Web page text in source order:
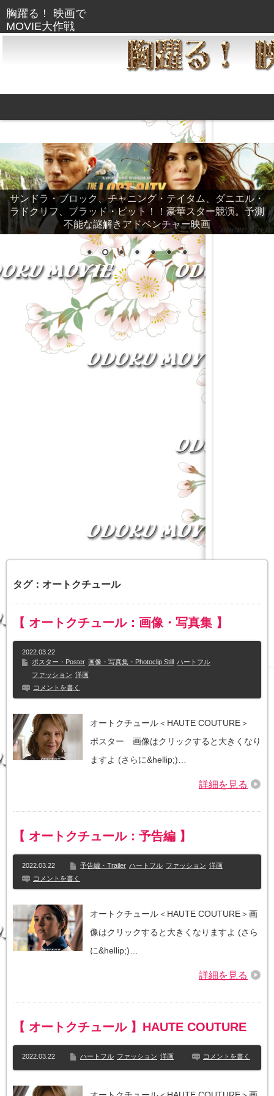
サンドラ・ブロック、チャニング・テイタム、ダニエル・
ラドクリフ、ブラッド・ピット！！豪華スター競演。予測
不能な謎解きアドベンチャー映画
タグ：オートクチュール
【 オートクチュール：画像・写真集 】
2022.03.22
ポスター・Poster 画像・写真集・Photoclip Still
ハートフル
ファッション 洋画
コメントを書く
オートクチュール＜HAUTE COUTURE＞
ポスター 画像はクリックすると大きくなり
ますよ (さらに&hellip;)…
詳細を見る
【 オートクチュール：予告編 】
2022.03.22 予告編・Trailer ハートフル ファッション 洋画
コメントを書く
オートクチュール＜HAUTE COUTURE＞画
像はクリックすると大きくなりますよ (さら
に&hellip;)…
詳細を見る
【 オートクチュール 】HAUTE COUTURE
2022.03.22 ハートフル ファッション 洋画 コメントを書く